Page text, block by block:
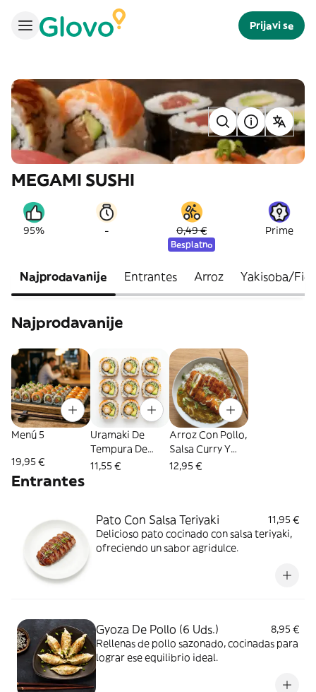
Prijavi se
MEGAMI SUSHI
95% - 0,49 €
Besplatno
Prime
Najprodavanije Entrantes Arroz Yakisoba/
Najprodavanije
Menú 5
19,95 €
Uramaki De
Tempura De
Langostinos (9
11,55 €
Arroz Con Pollo,
Salsa Curry Y
Salsa Teriyaki
12,95 €
Entrantes
Pato Con Salsa Teriyaki
11,95 €
Delicioso pato cocinado con salsa teriyaki,
ofreciendo un sabor agridulce.
Gyoza De Pollo (6 Uds.)
8,95 €
Rellenas de pollo sazonado, cocinadas para
lograr ese equilibrio ideal.